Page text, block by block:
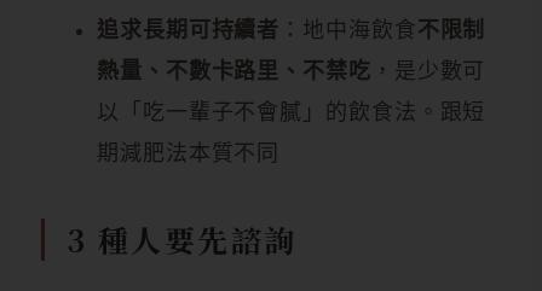
追求長期可持續者 ：地中海飲食不限制
熱量、不數卡路里、不禁吃 ，是少數可
以「吃一輩子不會膩」的飲食法。跟短
期減肥法本質不同
3 種人要先諮詢